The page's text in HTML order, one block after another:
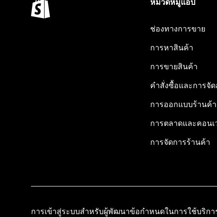
หมวดหมู่แอป
ช่องทางการขาย
การหาสินค้า
การขายสินค้า
คำสั่งซื้อและการจัด
การออกแบบร้านค้า
การตลาดและคอน
การจัดการร้านค้า
การเข้าสู่ระบบสำหรับผู้พัฒนาข้อกำหนดในการใช้บริกา